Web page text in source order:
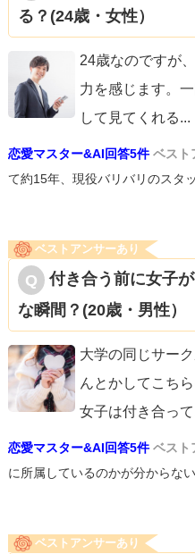
る？(24歳・女性）
24歳なのですが
力を感じます。
して見てくれる...
恋愛マスター&AI回答5件 ベスト
て約15年、現役バリバリのスタ
ベストアンサーあり
付き合う前に女子
な瞬間？(20歳・男性）
大学の同じサー
んとかしてこち
女子は付き合って
恋愛マスター&AI回答5件 ベスト
に所属しているのかが分からな
ベストアンサーあり